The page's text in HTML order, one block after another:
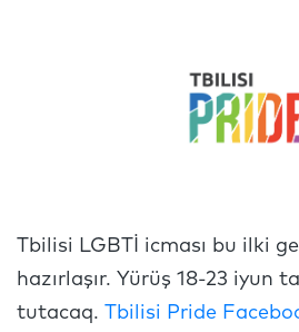
Tbilisi LGBTİ icması bu ilki
hazırlaşır. Yürüş 18-23 iyun
tutacaq. Tbilisi Pride